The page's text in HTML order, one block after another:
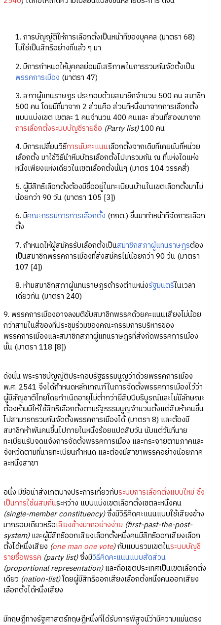
1. การบัญญัติให้การเลือกตั้งเป็นหน้าที่ของบุคคล (มาตรา 68)
ไม่ใช่เป็นสิทธิอย่างที่แล้ว ๆ มา
2. มีการกำหนดให้บุคคลย่อมมีเสรีภาพในการรวมกันจัดตั้งเป็น
พรรคการเมือง (มาตรา 47)
3. สภาผู้แทนราษฎร ประกอบด้วยสมาชิกจำนวน 500 คน สมาชิก
500 คน โดยมีที่มาจาก 2 ส่วนคือ ส่วนที่หนึ่งมาจากการเลือกตั้ง
แบบแบ่งเขต เขตละ 1 คนจำนวน 400 คนและ ส่วนที่สองมาจาก
การเลือกตั้งระบบบัญชีรายชื่อ (Party list)100 คน
4. มีการเปลี่ยนวิธีการนับคะแนนเลือกตั้งจากเดิมที่เคยนับที่หน่วย
เลือกตั้ง มาใช้วิธีนำหีบบัตรเลือกตั้งไปเทรวมกัน ณ ที่แห่งใดแห่ง
หนึ่งเพียงแห่งเดียวในเขตเลือกตั้งนั้นๆ (มาตร 104 วรรคสี่)
5. ผู้มีสิทธิเลือกตั้งต้องมีชื่ออยู่ในทะเบียนบ้านในเขตเลือกตั้งมาไม่
น้อยกว่า 90 วัน (มาตรา 105 [3])
6. มีคณะกรรมการการเลือกตั้ง (กกต.) ขึ้นมาทำหน้าที่จัดการเลือก
ตั้ง
7. กำหนดให้ผู้สมัครรับเลือกตั้งเป็นสมาชิกสภาผู้แทนราษฎรต้อง
เป็นสมาชิกพรรคการเมืองที่ส่งสมัครไม่น้อยกว่า 90 วัน (มาตรา
107 [4])
8. ห้ามสมาชิกสภาผู้แทนราษฎรดำรงตำแหน่งรัฐมนตรีในเวลา
เดียวกัน (มาตรา 240)
9. พรรคการเมืองอาจลงมติขับสมาชิกพรรคด้วยคะแนนเสียงไม่น้อย
กว่าสามในสี่ของที่ประชุมร่วมของคณะกรรมการบริหารของ
พรรคการเมืองและสมาชิกสภาผู้แทนราษฎรที่สังกัดพรรคการเมือง
นั้น (มาตรา 118 [8])
ดังนั้น พระราชบัญญัติประกอบรัฐธรรมนูญว่าด้วยพรรคการเมือง
พ.ศ. 2541 จึงได้กำหนดหลักเกณฑ์ในการจัดตั้งพรรคการเมืองไว้ว่า
ผู้มีสัญชาติไทยโดยกำเนิดอายุไม่ต่ำกว่ายี่สิบปีบริบูรณ์และไม่มีลักษณะ
ต้องห้ามมิให้ใช้สิทธิเลือกตั้งตามรัฐธรรมนูญจำนวนตั้งแต่สิบห้าคนขึ้น
ไปสามารถรวมกันจัดตั้งพรรคการเมืองได้ (มาตรา 8) และต้องมี
สมาชิกห้าพันคนขึ้นไปภายในหนึ่งร้อยแปดสิบวัน นับแต่วันที่นาย
ทะเบียนรับจดแจ้งการจัดตั้งพรรคการเมือง และกระจายตามภาคและ
จังหวัดตามที่นายทะเบียนกำหนด และต้องมีสาขาพรรคอย่างน้อยภาค
ละหนึ่งสาขา
อนึ่ง มีข้อน่าสังเกตบางประการเกี่ยวกับระบบการเลือกตั้งแบบใหม่ ซึ่ง
เป็นการใช้ผสมกันระหว่าง แบบแบ่งเขตเลือกตั้งเขตละหนึ่งคน
(single-member constituency)ซึ่งมีวิธีคิดคะแนนแบบใช้เสียงข้าง
มากรอบเดียวหรือเสียงข้างมากอย่างง่าย (first-past-the-post-
system)และผู้มีสิทธิออกเสียงเลือกตั้งหนึ่งคนมีสิทธิออกเสียงเลือก
ตั้งได้หนึ่งเสียง (one man one vote)กับแบบรวมเขตในระบบบัญชี
รายชื่อพรรค (party list)ซึ่งมีวิธีคิดคะแนนแบบสัดส่วน
(proportional representation)และถือเขตประเทศเป็นเขตเลือกตั้ง
เดียว (nation-list)โดยผู้มีสิทธิออกเสียงเลือกตั้งหนึ่งคนออกเสียง
เลือกตั้งได้หนึ่งเสียง
มีทฤษฎีทางรัฐศาสตร์ทฤษฎีหนึ่งที่ได้รับการพิสูจน์ว่ามีความแม่นตรง